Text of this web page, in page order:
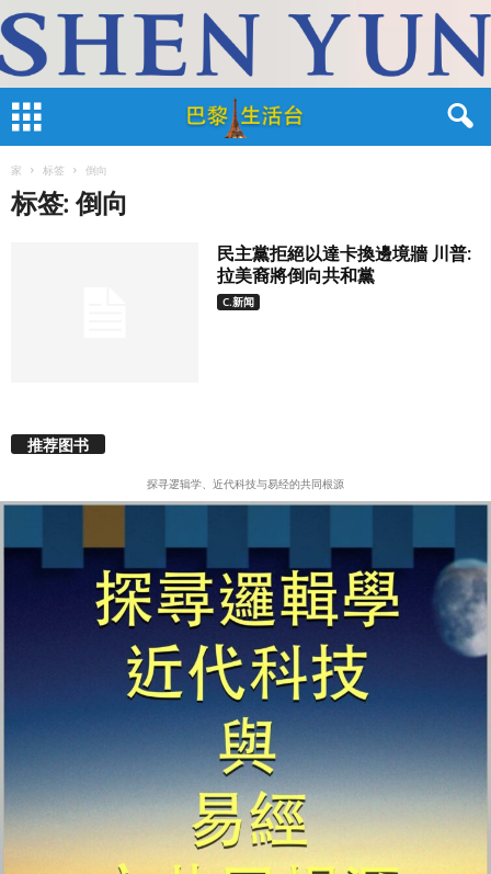
家 标签 倒向
标签: 倒向
民主黨拒絕以達卡換邊境牆 川普:
拉美裔將倒向共和黨
C.新闻
推荐图书
探寻逻辑学、近代科技与易经的共同根源